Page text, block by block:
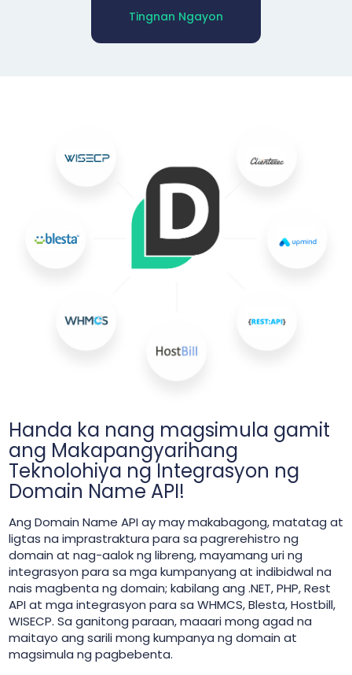
Tingnan Ngayon
Handa ka nang magsimula gamit
ang Makapangyarihang
Teknolohiya ng Integrasyon ng
Domain Name API!
Ang Domain Name API ay may makabagong, matatag at
ligtas na imprastraktura para sa pagrerehistro ng
domain at nag-aalok ng libreng, mayamang uri ng
integrasyon para sa mga kumpanyang at indibidwal na
nais magbenta ng domain; kabilang ang .NET, PHP, Rest
API at mga integrasyon para sa WHMCS, Blesta, Hostbill,
WISECP. Sa ganitong paraan, maaari mong agad na
maitayo ang sarili mong kumpanya ng domain at
magsimula ng pagbebenta.